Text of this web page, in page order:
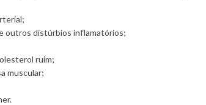
outros distúrbios inflamatórios;
ruim;
muscular;